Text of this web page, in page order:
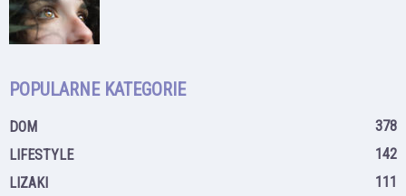
POPULARNE KATEGORIE
DOM
378
LIFESTYLE
142
LIZAKI
111